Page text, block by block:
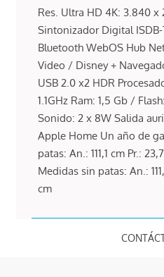
Res. Ultra HD 4K: 3.840 x
Sintonizador Digital
Bluetooth WebOS Hub
Video / Disney +
USB 2.0 x2 HDR
1.1GHz Ram: 1,5 Gb /
Sonido: 2 x 8W Salida
Apple Home Un año de
patas: An.: 111,1 cm Pr.:
Medidas sin patas: An.:
cm